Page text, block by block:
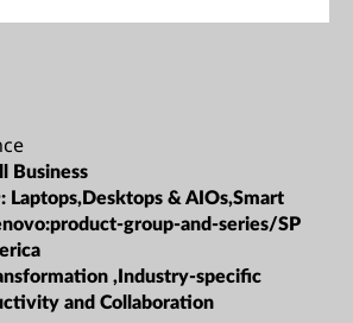
Business
Laptops,Desktops & AIOs,Smart
group-and-series/SP
,Industry-specific
and Collaboration